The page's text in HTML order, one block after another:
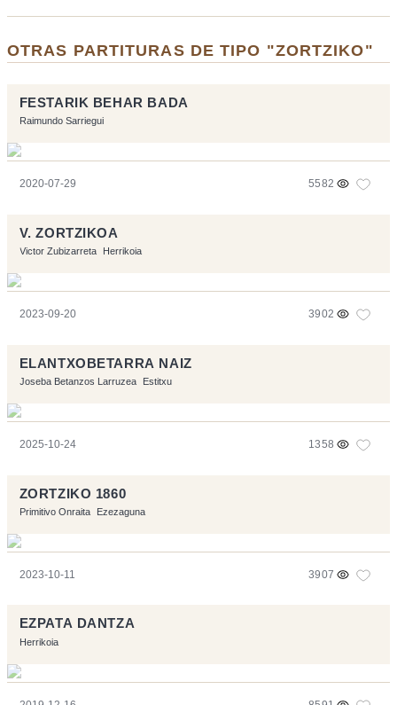
OTRAS PARTITURAS DE TIPO "ZORTZIKO"
FESTARIK BEHAR BADA
Raimundo Sarriegui
2020-07-29 5582
V. ZORTZIKOA
Victor Zubizarreta Herrikoia
2023-09-20 3902
ELANTXOBETARRA NAIZ
Joseba Betanzos Larruzea Estitxu
2025-10-24 1358
ZORTZIKO 1860
Primitivo Onraita Ezezaguna
2023-10-11 3907
EZPATA DANTZA
Herrikoia